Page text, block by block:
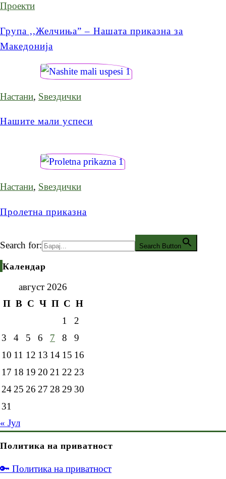
Проекти
Група ,,Желчиња” – Нашата приказна за
Македонија
Настани, Ѕвездички
Нашите мали успеси
Настани, Ѕвездички
Пролетна приказна
Search for: Search Button
Календар
август 2026
П В С Ч П С Н
1
2
3
4 5 6 7 8
9
10 11 12 13 14 15 16
17 18 19 20 21 22 23
24 25 26 27 28 29 30
31
« Јул
Политика на приватност
🔑 Политика на приватност